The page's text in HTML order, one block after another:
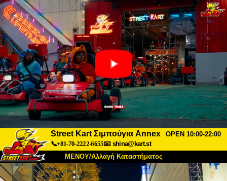
Street Kart Σιμπούγια Annex
OPEN 10:00-22:00
📞+81-70-2222-6655📧 shina@kart.st
ΜΕΝΟΥ/Αλλαγή Καταστήματος